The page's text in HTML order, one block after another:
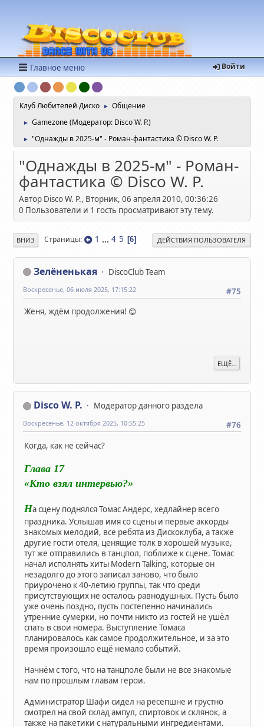
Войти
Главное меню
Клуб Любителей Диско ► Общение
► Gamezone (Модератор: Disco W. P.)
► "Однажды в 2025-м" - Роман-фантастика © Disco W. P.
"Однажды в 2025-м" - Роман-
фантастика © Disco W. P.
Автор Disco W. P., Вторник, 06 апреля 2010, 00:36:26
0 Пользователи и 1 гость просматривают эту тему.
ВНИЗ Страницы 1 ... 4 5 6 ДЕЙСТВИЯ ПОЛЬЗОВАТЕЛЯ
Зелёненькая
DiscoClub Team
#75
Воскресенье, 06 июля 2025, 17:15:22
Женя, ждём продолжения! 😊
ЕЩЁ...
Disco W. P.
Модератор данного раздела
#76
Воскресенье, 12 октября 2025, 10:55:25
Когда, как не сейчас?
Глава 17
«Кто взял интервью?»
На сцену поднялся Томас Андерс, хедлайнер всего
праздника. Услышав имя со сцены и первые аккорды
знакомых мелодий, все ребята из Дискоклуба, а также
другие гости отеля, ценящие толк в хорошей музыке,
тут же отправились в танцпол, поближе к сцене. Томас
начал исполнять хиты Modern Talking, которые он
незадолго до этого записал заново, что было
приурочено к 40-летию группы, так что среди
присутствующих не осталось равнодушных. Пусть было
уже очень поздно, пусть постепенно начинались
утренние сумерки, но почти никто из гостей не ушёл
спать в свои номера. Выступление Томаса
планировалось как самое продолжительное, и за это
время произошло ещё немало событий.
Начнём с того, что на танцполе были не все знакомые
нам по прошлым главам герои.
Администратор Шафи сидел на ресепшне и грустно
смотрел на свой склад ампул, спиртовок и склянок, а
также на пакетики с натуральными ингредиентами.